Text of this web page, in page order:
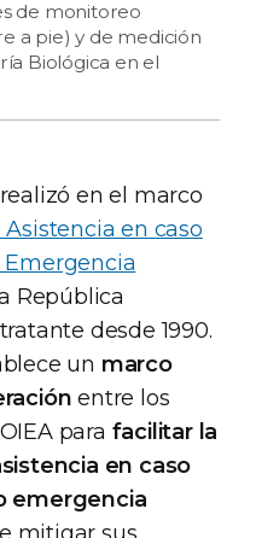
de monitoreo
a pie) y de medición
Biológica en el
en el marco
en caso
República
desde 1990.
un marco
entre los
para facilitar la
en caso
emergencia